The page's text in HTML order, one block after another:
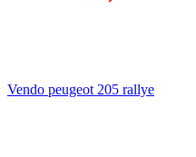
Vendo peugeot 205 rallye